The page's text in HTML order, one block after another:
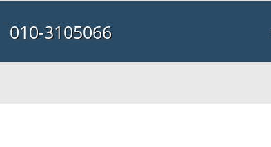
010-3105066